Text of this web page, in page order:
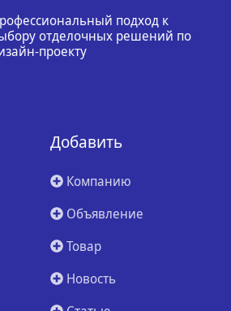
подход к
отделочных решений по
проекту
Добавить
Компанию
Объявление
Товар
Новость